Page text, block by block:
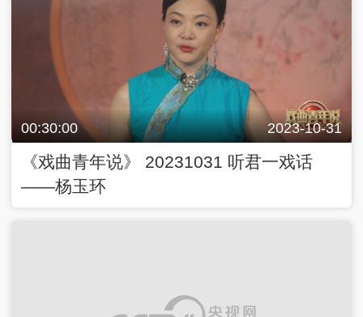
00:30:00 2023-10-31
《戏曲青年说》 20231031 听君一戏话
——杨玉环